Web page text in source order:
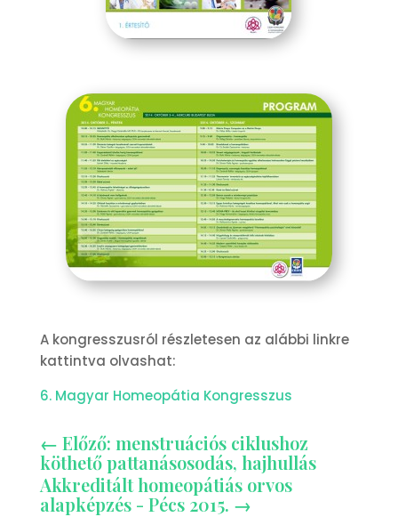
A kongresszusról részletesen az alábbi linkre
kattintva olvashat:
6. Magyar Homeopátia Kongresszus
← Előző: menstruációs ciklushoz
köthető pattanásosodás, hajhullás
Akkreditált homeopátiás orvos
alapképzés - Pécs 2015. →